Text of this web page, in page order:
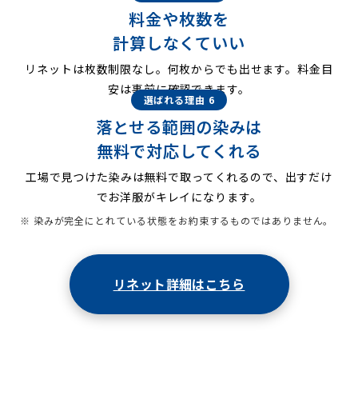
料金や枚数を
計算しなくていい
リネットは枚数制限なし。何枚からでも出せます。料金目
安は事前に確認できます。
選ばれる理由 6
落とせる範囲の染みは
無料で対応してくれる
工場で見つけた染みは無料で取ってくれるので、出すだけ
でお洋服がキレイになります。
※ 染みが完全にとれている状態をお約束するものではありません。
リネット詳細はこちら